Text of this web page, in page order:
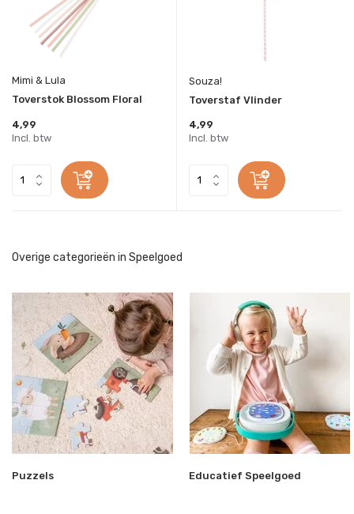
Mimi & Lula
Toverstok Blossom Floral
4,99
Incl. btw
Souza!
Toverstaf Vlinder
4,99
Incl. btw
Overige categorieën in Speelgoed
Puzzels Educatief Speelgoed